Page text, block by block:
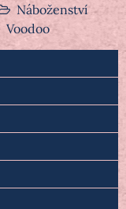
Náboženství
Voodoo